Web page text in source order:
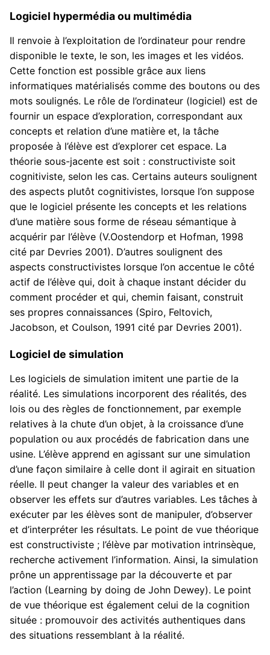
Logiciel hypermédia ou multimédia
Il renvoie à l’exploitation de l’ordinateur pour rendre
disponible le texte, le son, les images et les vidéos.
Cette fonction est possible grâce aux liens
informatiques matérialisés comme des boutons ou des
mots soulignés. Le rôle de l’ordinateur (logiciel) est de
fournir un espace d’exploration, correspondant aux
concepts et relation d’une matière et, la tâche
proposée à l’élève est d’explorer cet espace. La
théorie sous-jacente est soit : constructiviste soit
cognitiviste, selon les cas. Certains auteurs soulignent
des aspects plutôt cognitivistes, lorsque l’on suppose
que le logiciel présente les concepts et les relations
d’une matière sous forme de réseau sémantique à
acquérir par l’élève (V.Oostendorp et Hofman, 1998
cité par Devries 2001). D’autres soulignent des
aspects constructivistes lorsque l’on accentue le côté
actif de l’élève qui, doit à chaque instant décider du
comment procéder et qui, chemin faisant, construit
ses propres connaissances (Spiro, Feltovich,
Jacobson, et Coulson, 1991 cité par Devries 2001).
Logiciel de simulation
Les logiciels de simulation imitent une partie de la
réalité. Les simulations incorporent des réalités, des
lois ou des règles de fonctionnement, par exemple
relatives à la chute d’un objet, à la croissance d’une
population ou aux procédés de fabrication dans une
usine. L’élève apprend en agissant sur une simulation
d’une façon similaire à celle dont il agirait en situation
réelle. Il peut changer la valeur des variables et en
observer les effets sur d’autres variables. Les tâches à
exécuter par les élèves sont de manipuler, d’observer
et d’interpréter les résultats. Le point de vue théorique
est constructiviste ; l’élève par motivation intrinsèque,
recherche activement l’information. Ainsi, la simulation
prône un apprentissage par la découverte et par
l’action (Learning by doing de John Dewey). Le point
de vue théorique est également celui de la cognition
située : promouvoir des activités authentiques dans
des situations ressemblant à la réalité.